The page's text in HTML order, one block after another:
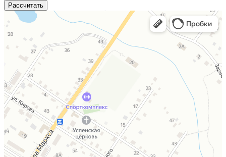
Рассчитать